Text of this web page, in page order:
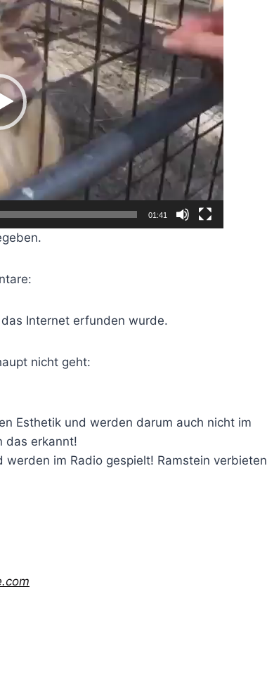
01:41
Internet erfunden wurde.
nicht geht:
Esthetik und werden darum auch nicht im
das erkannt!
im Radio gespielt! Ramstein verbieten